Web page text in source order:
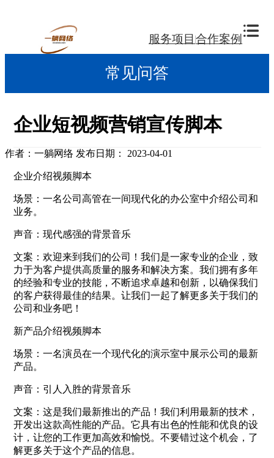
服务项目 合作案例
常见问答
企业短视频营销宣传脚本
作者：一躺网络 发布日期： 2023-04-01
企业介绍视频脚本
场景：一名公司高管在一间现代化的办公室中介绍公司和
业务。
声音：现代感强的背景音乐
文案：欢迎来到我们的公司！我们是一家专业的企业，致
力于为客户提供高质量的服务和解决方案。我们拥有多年
的经验和专业的技能，不断追求卓越和创新，以确保我们
的客户获得最佳的结果。让我们一起了解更多关于我们的
公司和业务吧！
新产品介绍视频脚本
场景：一名演员在一个现代化的演示室中展示公司的最新
产品。
声音：引人入胜的背景音乐
文案：这是我们最新推出的产品！我们利用最新的技术，
开发出这款高性能的产品。它具有出色的性能和优良的设
计，让您的工作更加高效和愉悦。不要错过这个机会，了
解更多关于这个产品的信息。